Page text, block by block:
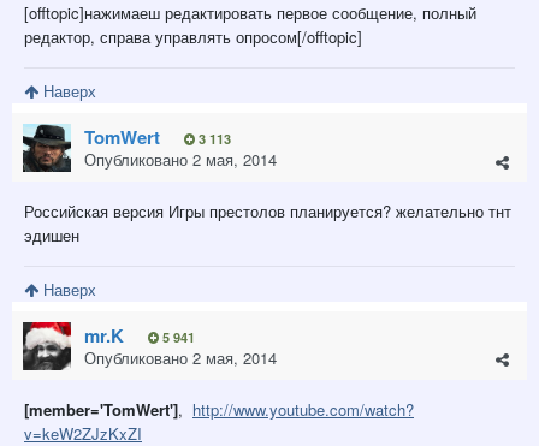
[offtopic]нажимаеш редактировать первое сообщение, полный
редактор, справа управлять опросом[/offtopic]
Наверх
TomWert 3 113
Опубликовано 2 мая, 2014
Российская версия Игры престолов планируется? желательно тнт
эдишен
Наверх
mr.K 5 941
Опубликовано 2 мая, 2014
[member='TomWert'], http://www.youtube.com/watch?
v=keW2ZJzKxZI